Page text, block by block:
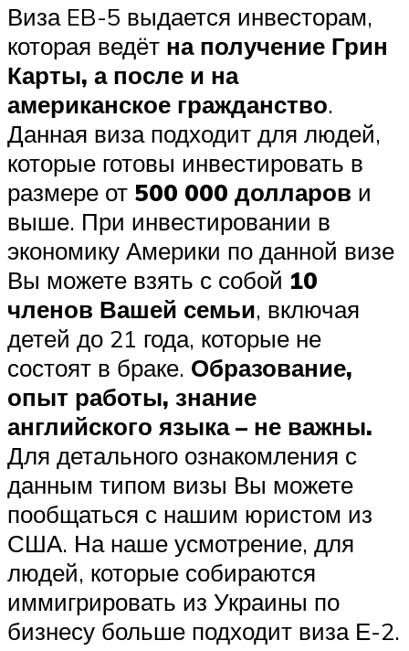
Виза EB-5 выдается инвесторам,
которая ведёт на получение Грин
Карты, а после и на
американское гражданство.
Данная виза подходит для людей,
которые готовы инвестировать в
размере от 500 000 долларов и
выше. При инвестировании в
экономику Америки по данной визе
Вы можете взять с собой 10
членов Вашей семьи, включая
детей до 21 года, которые не
состоят в браке. Образование,
опыт работы, знание
английского языка – не важны.
Для детального ознакомления с
данным типом визы Вы можете
пообщаться с нашим юристом из
США. На наше усмотрение, для
людей, которые собираются
иммигрировать из Украины по
бизнесу больше подходит виза Е-2.